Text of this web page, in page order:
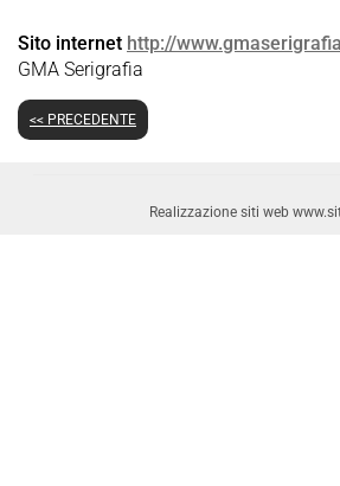
Sito internet http://
GMA Serigrafia
<< PRECEDENTE
Realizzazione siti web